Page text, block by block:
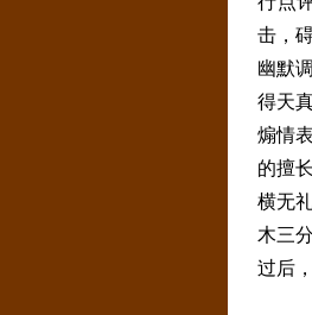
击，
幽默
得天
煽情
的擅
横无
木三
过后